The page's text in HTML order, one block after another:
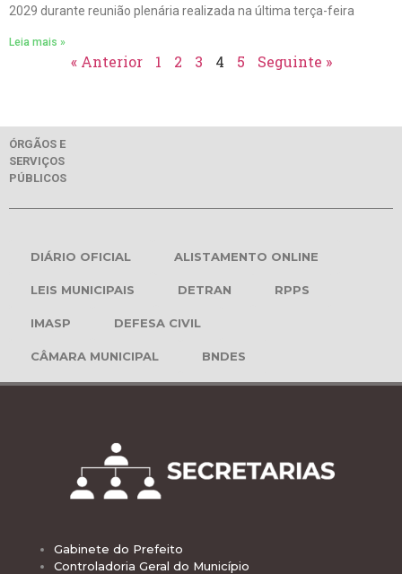
2029 durante reunião plenária realizada na última terça-feira
Leia mais »
« Anterior 1 2 3 4 5 Seguinte »
ÓRGÃOS E
SERVIÇOS
PÚBLICOS
DIÁRIO OFICIAL ALISTAMENTO ONLINE
LEIS MUNICIPAIS DETRAN RPPS
IMASP DEFESA CIVIL
CÂMARA MUNICIPAL BNDES
Gabinete do Prefeito
Controladoria Geral do Município